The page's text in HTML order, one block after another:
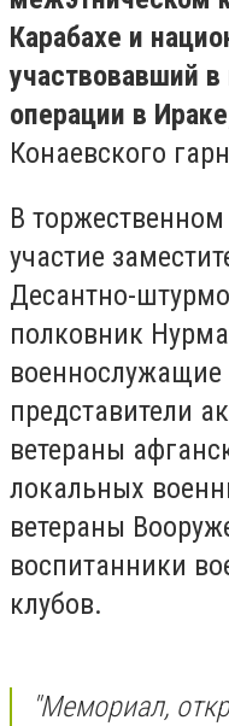
Карабахе и
участвовавший
операции в
Конаевского
В
участие
Десантно-
полковник
военнослужащие
представители
ветераны
локальных
ветераны
воспитанники
клубов.
"Мемориал,